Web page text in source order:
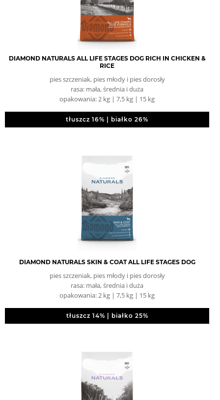
DIAMOND NATURALS ALL LIFE STAGES DOG RICH IN CHICKEN &
RICE
pies szczeniak, pies młody i pies dorosły
rasa: mała, średnia i duża
opakowania: 2 kg | 7,5 kg | 15 kg
tłuszcz 16% | białko 26%
DIAMOND NATURALS SKIN & COAT ALL LIFE STAGES DOG
pies szczeniak, pies młody i pies dorosły
rasa: mała, średnia i duża
opakowania: 2 kg | 7,5 kg | 15 kg
tłuszcz 14% | białko 25%